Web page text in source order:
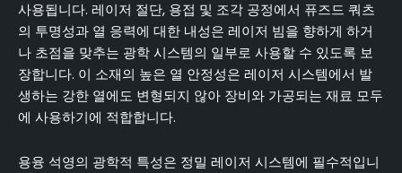
사용됩니다. 레이저 절단, 용접 및 조각 공정에서 퓨즈드 쿼츠
의 투명성과 열 응력에 대한 내성은 레이저 빔을 향하게 하거
나 초점을 맞추는 광학 시스템의 일부로 사용할 수 있도록 보
장합니다. 이 소재의 높은 열 안정성은 레이저 시스템에서 발
생하는 강한 열에도 변형되지 않아 장비와 가공되는 재료 모두
에 사용하기에 적합합니다.
용융 석영의 광학적 특성은 정밀 레이저 시스템에 필수적입니